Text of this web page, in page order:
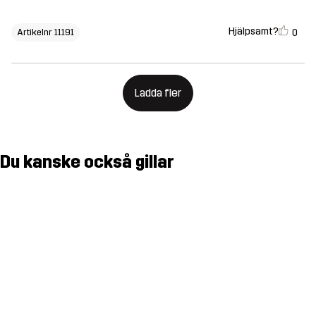
Artikelnr 11191 Hjälpsamt? 0
Ladda fler
Du kanske också gillar